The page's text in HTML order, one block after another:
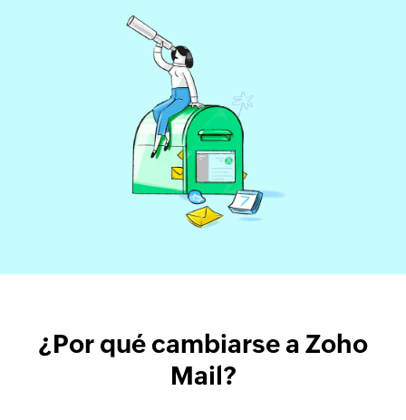
¿Por qué cambiarse a Zoho
Mail?